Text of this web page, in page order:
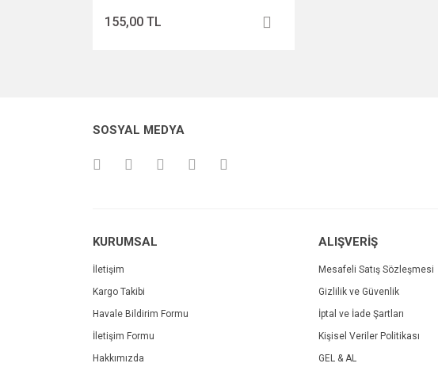
155,00 TL
SOSYAL MEDYA
KURUMSAL
İletişim
Kargo Takibi
Havale Bildirim Formu
İletişim Formu
Hakkımızda
ALIŞVERİŞ
Mesafeli Satış Sözleşmesi
Gizlilik ve Güvenlik
İptal ve İade Şartları
Kişisel Veriler Politikası
GEL & AL